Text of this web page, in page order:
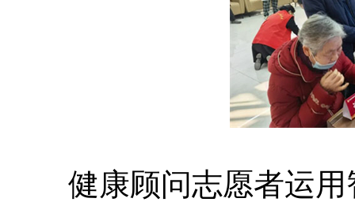
健康顾问志愿者运用